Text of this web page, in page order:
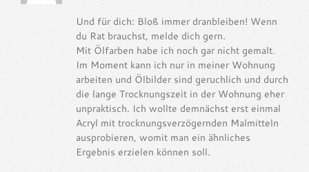
Und für dich: Bloß immer dranbleiben! Wenn
du Rat brauchst, melde dich gern.
Mit Ölfarben habe ich noch gar nicht gemalt.
Im Moment kann ich nur in meiner Wohnung
arbeiten und Ölbilder sind geruchlich und durch
die lange Trocknungszeit in der Wohnung eher
unpraktisch. Ich wollte demnächst erst einmal
Acryl mit trocknungsverzögernden Malmitteln
ausprobieren, womit man ein ähnliches
Ergebnis erzielen können soll.